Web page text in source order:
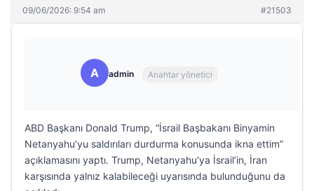
09/06/2026: 9:54 am #21503
A admin Anahtar yönetici
ABD Başkanı Donald Trump, “İsrail Başbakanı Binyamin
Netanyahu’yu saldırıları durdurma konusunda ikna ettim”
açıklamasını yaptı. Trump, Netanyahu’ya İsrail’in, İran
karşısında yalnız kalabileceği uyarısında bulunduğunu da